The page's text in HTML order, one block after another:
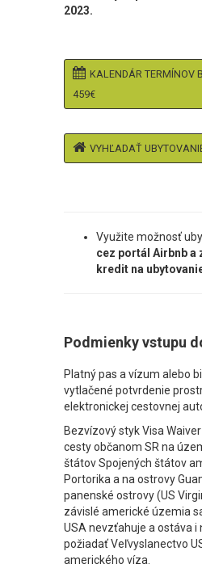
2023.
KALENDÁR TERMÍNOV
459€
VYHĽADAŤ
Využite možnosť
cez portál Airbnb a
kredit na
Podmienky vstupu
Platný pas a vízum alebo
vytlačené potvrdenie
elektronickej cestovnej
Bezvízový styk Visa
cesty občanom SR na
štátov Spojených štátov
Portorika a na ostrovy
panenské ostrovy (US
závislé americké územia
USA nevzťahuje a ostáva
požiadať Veľvyslanectvo
amerického víza.